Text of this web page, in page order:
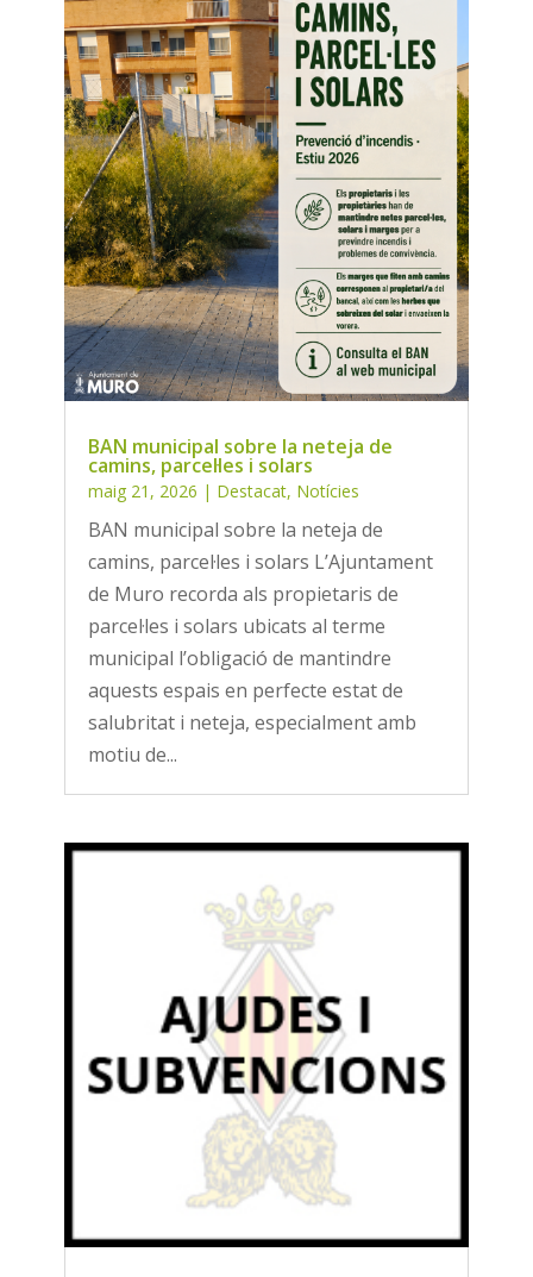
BAN municipal sobre la neteja de
camins, parcel·les i solars
maig 21, 2026 | Destacat, Notícies
BAN municipal sobre la neteja de
camins, parcel·les i solars L’Ajuntament
de Muro recorda als propietaris de
parcel·les i solars ubicats al terme
municipal l’obligació de mantindre
aquests espais en perfecte estat de
salubritat i neteja, especialment amb
motiu de...